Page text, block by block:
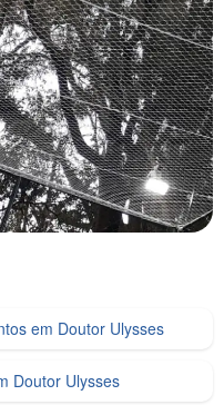
em Doutor Ulysses
Doutor Ulysses